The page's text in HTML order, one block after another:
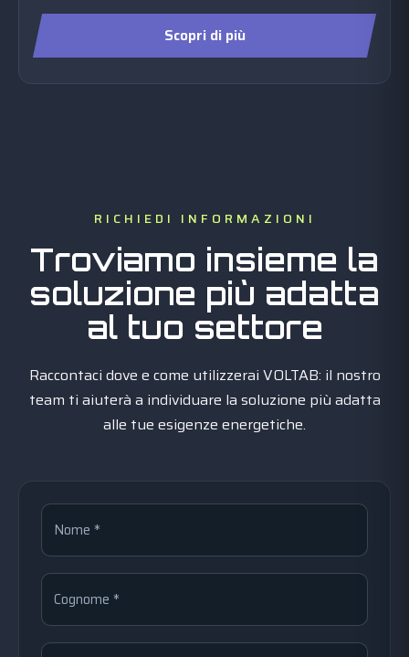
Scopri di più
RICHIEDI INFORMAZIONI
Troviamo insieme la
soluzione più adatta
al tuo settore
Raccontaci dove e come utilizzerai VOLTAB: il nostro
team ti aiuterà a individuare la soluzione più adatta
alle tue esigenze energetiche.
Nome *
Cognome *